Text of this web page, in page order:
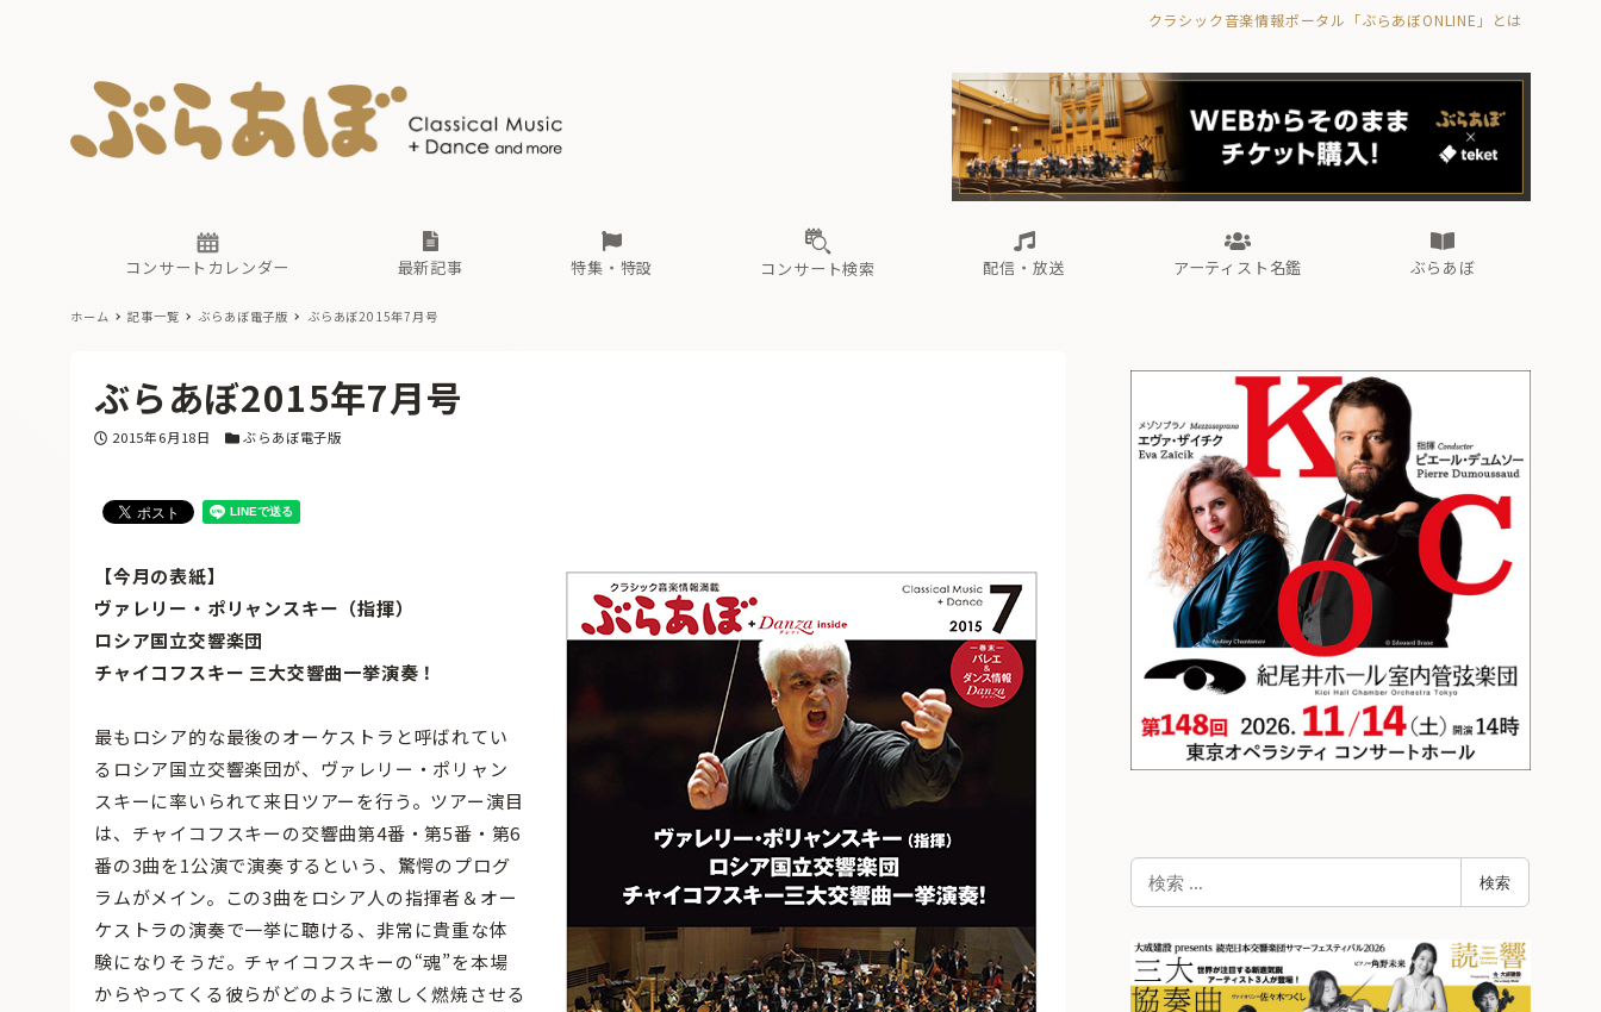
クラシック音楽情報ポータル「ぶらあぼONLINE」とは
コンサートカレンダー 最新記事
古楽とその先と ぶらあぼブラス！
フォルテピアノ・オデッセイ
特集・特設
現場のプロが推す！間違いないオーケストラコンサート
コンサート検索 配信・放送
無料ライブ配信スケジュール
アーティスト名鑑
あ
ぶらあぼ
古楽とその先と 海の向こうの音楽家 Aからの眺望 ぶらあぼブラス！
フォルテピアノ・オデッセイ
過去の特集
無料ライブ配信スケジュール
あ か さ
ホーム 記事一覧 ぶらあぼ電子版 ぶらあぼ2015年7月号
ぶらあぼ2015年7月号
投稿日
2015年6月18日 カテゴリー
ぶらあぼ電子版
【今月の表紙】
ヴァレリー・ポリャンスキー（指揮）
ロシア国立交響楽団
チャイコフスキー 三大交響曲一挙演奏！
最もロシア的な最後のオーケストラと呼ばれてい
るロシア国立交響楽団が、ヴァレリー・ポリャン
スキーに率いられて来日ツアーを行う。ツアー演目
は、チャイコフスキーの交響曲第4番・第5番・第6
番の3曲を1公演で演奏するという、驚愕のプログ
ラムがメイン。この3曲をロシア人の指揮者＆オー
ケストラの演奏で一挙に聴ける、非常に貴重な体
験になりそうだ。チャイコフスキーの“魂”を本場
からやってくる彼らがどのように激しく燃焼させる
検
索
検索